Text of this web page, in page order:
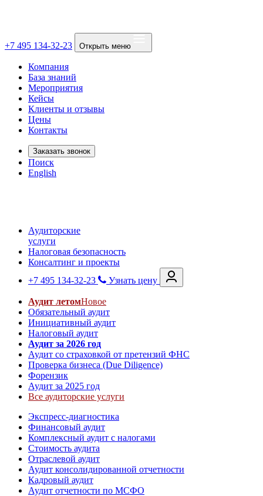
+7 495 134-32-23 Открыть меню
Компания
База знаний
Мероприятия
Кейсы
Клиенты и отзывы
Цены
Контакты
Заказать звонок
Поиск
English
Аудиторские
услуги
Налоговая безопасность
Консалтинг и проекты
+7 495 134-32-23
Узнать цену
Аудит летомНовое
Обязательный аудит
Инициативный аудит
Налоговый аудит
Аудит за 2026 год
Аудит со страховкой от претензий ФНС
Проверка бизнеса (Due Diligence)
Форензик
Аудит за 2025 год
Все аудиторские услуги
Экспресс-диагностика
Финансовый аудит
Комплексный аудит с налогами
Стоимость аудита
Отраслевой аудит
Аудит консолидированной отчетности
Кадровый аудит
Аудит отчетности по МСФО